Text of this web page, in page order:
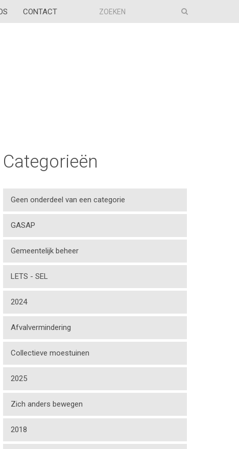
CONTACT
Categorieën
Geen onderdeel van een categorie
GASAP
Gemeentelijk beheer
LETS - SEL
2024
Afvalvermindering
Collectieve moestuinen
2025
Zich anders bewegen
2018